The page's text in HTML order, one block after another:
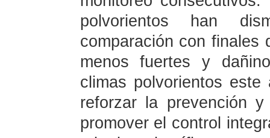
polvorientos han
comparación con finales
menos fuertes y
climas polvorientos
reforzar la prevención
promover el control